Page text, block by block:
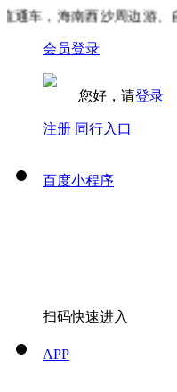
车，海南西沙周边游、自
会员登录
您好，请登录
注册 同行入口
百度小程序
扫码快速进入
APP